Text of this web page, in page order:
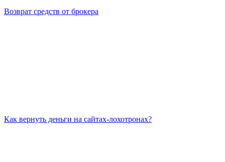
Возврат средств от брокера
Как вернуть деньги на сайтах-лохотронах?